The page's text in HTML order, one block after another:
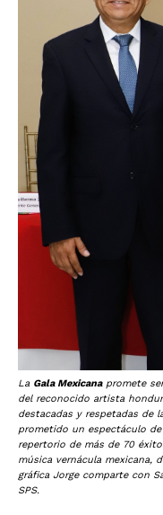
La Gala Mexicanapromete
del reconocido artista
destacadas y respetadas de
prometido un espectáculo
repertorio de más de 70
música vernácula mexicana,
gráfica Jorge comparte con
SPS.